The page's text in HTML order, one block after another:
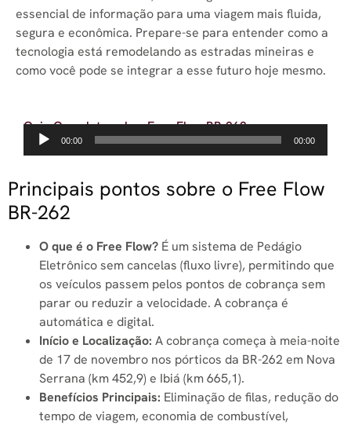
essencial de informação para uma viagem mais fluida,
segura e econômica. Prepare-se para entender como a
tecnologia está remodelando as estradas mineiras e
como você pode se integrar a esse futuro hoje mesmo.
Guia Completo sobre Free Flow BR-262
Tocador00:00 00:00
Principais pontos sobre o Free Flow
BR-262
O que é o Free Flow? É um sistema de Pedágio
Eletrônico sem cancelas (fluxo livre), permitindo que
os veículos passem pelos pontos de cobrança sem
parar ou reduzir a velocidade. A cobrança é
automática e digital.
Início e Localização: A cobrança começa à meia-noite
de 17 de novembro nos pórticos da BR-262 em Nova
Serrana (km 452,9) e Ibiá (km 665,1).
Benefícios Principais: Eliminação de filas, redução do
tempo de viagem, economia de combustível,